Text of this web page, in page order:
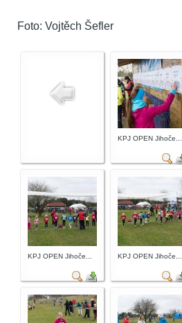
Foto: Vojtěch Šefler
KPJ OPEN Jihoče...
KPJ OPEN Jihoče... KPJ OPEN Jihoče...